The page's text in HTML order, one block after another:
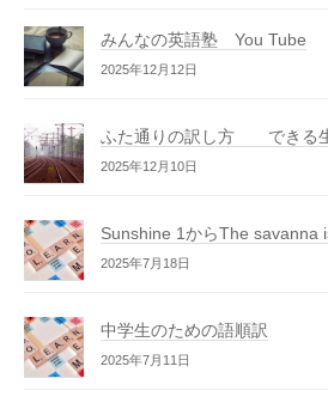
を
公
！
みんなの英語塾 You Tube
2025年12月12日
ふた通りの訳し方 できる
2025年12月10日
Sunshine 1からThe savanna
2025年7月18日
中学生のための語順訳
2025年7月11日